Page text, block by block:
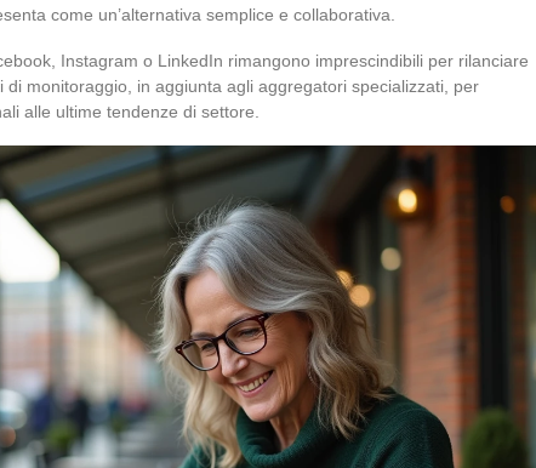
come un’alternativa semplice e collaborativa.
Instagram o LinkedIn rimangono imprescindibili per rilanciare
di monitoraggio, in aggiunta agli aggregatori specializzati, per
alle ultime tendenze di settore.